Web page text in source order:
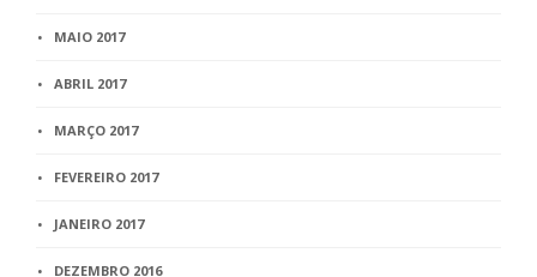
MAIO 2017
ABRIL 2017
MARÇO 2017
FEVEREIRO 2017
JANEIRO 2017
DEZEMBRO 2016